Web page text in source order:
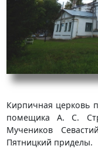
Кирпичная церковь
помещика А. С.
Мучеников
Пятницкий приделы.